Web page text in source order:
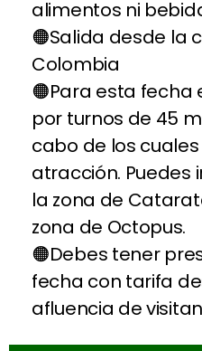
alimentos ni
Salida desde la
Colombia
Para esta fecha
por turnos de 45
cabo de los
atracción. Puedes
la zona de
zona de Octopus.
Debes tener
fecha con tarifa
afluencia de